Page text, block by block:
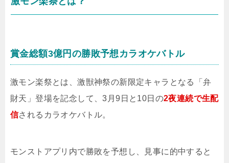
賞金総額3億円の勝敗予想カラオケバトル
激モン楽祭とは、激獣神祭の新限定キャラとなる「弁
財天」登場を記念して、3月9日と10日の2夜連続で生配
信されるカラオケバトル。
モンストアプリ内で勝敗を予想し、見事に的中すると